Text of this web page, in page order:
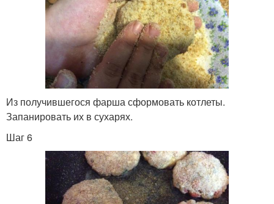
Из получившегося фарша сформовать котлеты.
Запанировать их в сухарях.
Шаг 6